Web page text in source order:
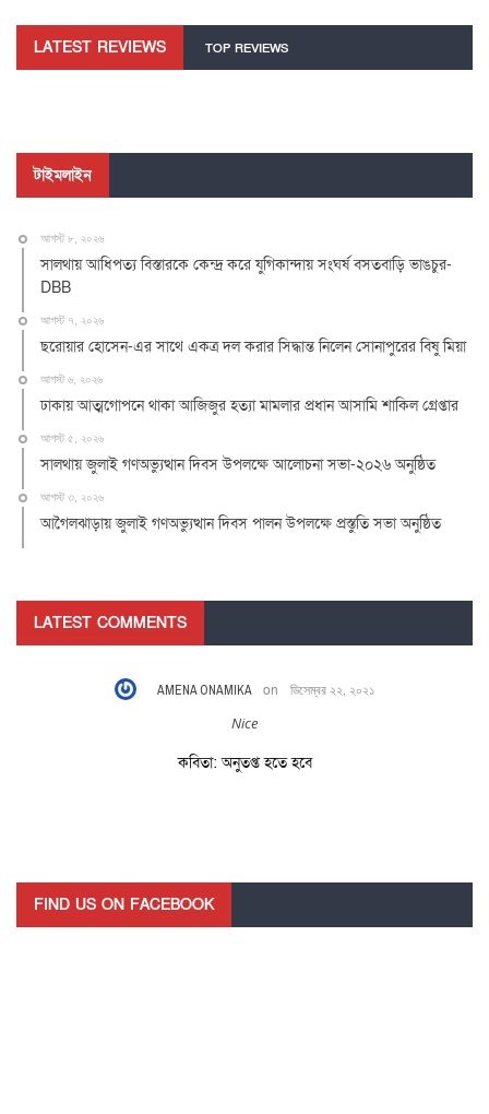
LATEST REVIEWS TOP REVIEWS
টাইমলাইন
আগস্ট ৮, ২০২৬
সালথায় আধিপত্য বিস্তারকে কেন্দ্র করে যুগিকান্দায় সংঘর্ষ বসতবাড়ি ভাঙচুর-
DBB
আগস্ট ৭, ২০২৬
ছরোয়ার হোসেন-এর সাথে একত্র দল করার সিদ্ধান্ত নিলেন সোনাপুরের বিষু মিয়া
আগস্ট ৬, ২০২৬
ঢাকায় আত্মগোপনে থাকা আজিজুর হত্যা মামলার প্রধান আসামি শাকিল গ্রেপ্তার
আগস্ট ৫, ২০২৬
সালথায় জুলাই গণঅভ্যুত্থান দিবস উপলক্ষে আলোচনা সভা-২০২৬ অনুষ্ঠিত
আগস্ট ৩, ২০২৬
আগৈলঝাড়ায় জুলাই গণঅভ্যুত্থান দিবস পালন উপলক্ষে প্রস্তুতি সভা অনুষ্ঠিত
LATEST COMMENTS
AMENA ONAMIKA on ডিসেম্বর ২২, ২০২১
Nice
কবিতা: অনুতপ্ত হতে হবে
FIND US ON FACEBOOK